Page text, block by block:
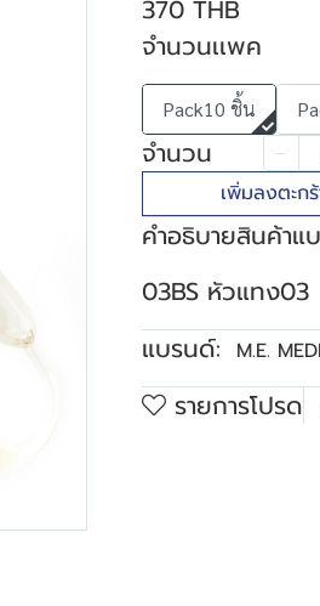
370 THB
จำนวนเเพค
Pack10 ชิ้น
จำนวน
เพิ่มลงตะก
คำอธิบายสินค้าแ
03BS หัวแทง03
แบรนด์:
M.E.
รายการโปรด